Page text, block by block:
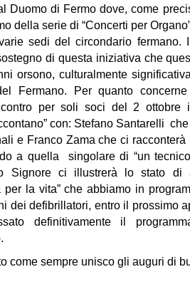
Duomo di Fermo dove, come
della serie di “Concerti per
sedi del circondario
di questa iniziativa che
orsono, culturalmente
Fermano. Per quanto
per soli soci del 2 ottobre
con: Stefano Santarelli
e Franco Zama che ci
a quella singolare di “un
Signore ci illustrerà lo stato di
per la vita” che abbiamo in
dei defibrillatori, entro il prossimo
definitivamente il
come sempre unisco gli auguri di